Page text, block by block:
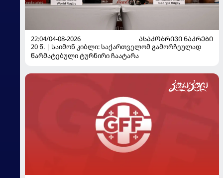
22:04/04-08-2026
ᲐᲡᲐᲙᲝᲑᲠᲘᲕᲘ ᲜᲐᲙᲠᲔᲑᲘ
20 წ. | საიმონ კიბლი: საქართველომ გამორჩეულად
წარმატებული ტურნირი ჩაატარა